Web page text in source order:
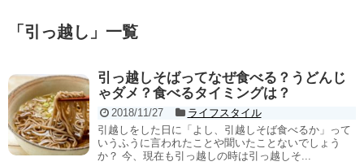
「 引っ越し 」 一覧
引っ越しそばってなぜ食べる？うどんじ
ゃダメ？食べるタイミングは？
2018/11/27
ライフスタイル
引越しをした日に「よし、引越しそば食べるか」って
いうふうに言われたことや聞いたことないでしょう
か？ 今、現在も引っ越しの時は引っ越しそ...